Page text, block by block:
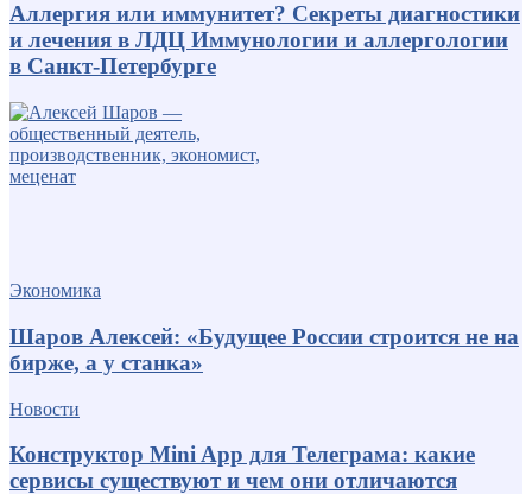
Аллергия или иммунитет? Секреты диагностики
и лечения в ЛДЦ Иммунологии и аллергологии
в Санкт-Петербурге
Экономика
Шаров Алексей: «Будущее России строится не на
бирже, а у станка»
Новости
Конструктор Mini App для Телеграма: какие
сервисы существуют и чем они отличаются